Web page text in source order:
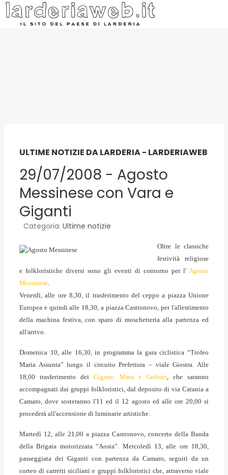
ULTIME NOTIZIE DA LARDERIA - LARDERIAWEB
29/07/2008 - Agosto
Messinese con Vara e
Giganti
Categoria: Ultime notizie
Oltre le classiche
festività religiose
e folkloristiche diversi sono gli eventi di contorno per l' Agosto
Messinese.
Venerdì, alle ore 8,30, il trasferimento del ceppo a piazza Unione
Europea e quindi alle 18,30, a piazza Castronovo, per l'allestimento
della machina festiva, con sparo di moschetteria alla partenza ed
all'arrivo.
Domenica 10, alle 16,30, in programma la gara ciclistica “Trofeo
Maria Assunta” lungo il circuito Prefettura – viale Giostra. Alle
18,00 trasferimento deiGiganti Mata e Grifone, che saranno
accompagnati dai gruppi folkloristici, dal deposito di via Catania a
Camaro, dove sosteranno l'11 ed il 12 agosto ed alle ore 20,00 si
procederà all'accensione di luminarie artistiche.
Martedì 12, alle 21,00 a piazza Castronovo, concerto della Banda
della Brigata motorizzata “Aosta”. Mercoledì 13, alle ore 18,30,
passeggiata dei Giganti con partenza da Camaro, seguiti da un
corteo di carretti siciliani e gruppi folkloristici che, attraverso viale